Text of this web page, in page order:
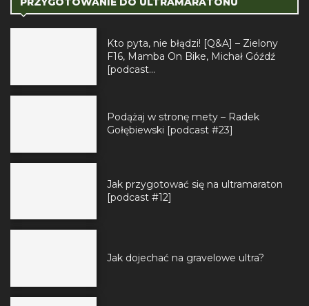
Kto pyta, nie błądzi! [Q&A] – Zielony
F16, Mamba On Bike, Michał Góźdź
[podcast...
Podążaj w stronę mety – Radek
Gołębiewski [podcast #23]
Jak przygotować się na ultramaraton
[podcast #12]
Jak dojechać na gravelowe ultra?